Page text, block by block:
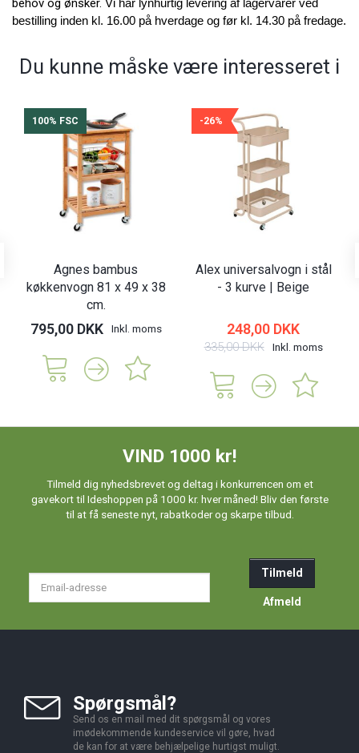
bestilling inden kl. 16.00 på hverdage og før kl. 14.30 på fredage.
Du kunne måske være interesseret i
100% FSC
Agnes bambus
køkkenvogn 81 x 49 x 38
cm.
795,00 DKK Inkl. moms
-26%
Alex universalvogn i stål
- 3 kurve | Beige
248,00 DKK
335,00 DKK Inkl. moms
VIND 1000 kr!
Tilmeld dig nyhedsbrevet og deltag i konkurrencen om et
gavekort til Ideshoppen på 1000 kr. hver måned! Bliv den første
til at få seneste nyt, rabatkoder og skarpe tilbud.
Tilmeld
Afmeld
Spørgsmål?
Send os en mail med dit spørgsmål og vores
imødekommende kundeservice vil gøre, hvad
de kan for at være behjælpelige hurtigst muligt.